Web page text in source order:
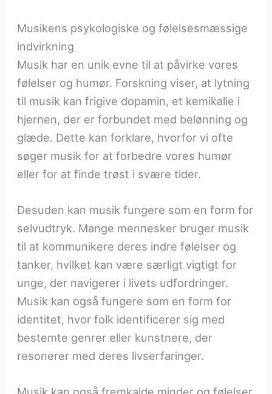
Musikens psykologiske og følelsesmæssige
indvirkning
Musik har en unik evne til at påvirke vores
følelser og humør. Forskning viser, at lytning
til musik kan frigive dopamin, et kemikalie i
hjernen, der er forbundet med belønning og
glæde. Dette kan forklare, hvorfor vi ofte
søger musik for at forbedre vores humør
eller for at finde trøst i svære tider.
Desuden kan musik fungere som en form for
selvudtryk. Mange mennesker bruger musik
til at kommunikere deres indre følelser og
tanker, hvilket kan være særligt vigtigt for
unge, der navigerer i livets udfordringer.
Musik kan også fungere som en form for
identitet, hvor folk identificerer sig med
bestemte genrer eller kunstnere, der
resonerer med deres livserfaringer.